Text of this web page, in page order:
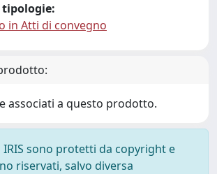
tipologie:
in Atti di convegno
associati a questo prodotto.
sono protetti da copyright e
riservati, salvo diversa